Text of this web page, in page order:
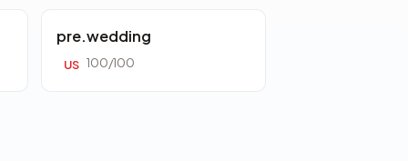
pre.wedding
US 100/100